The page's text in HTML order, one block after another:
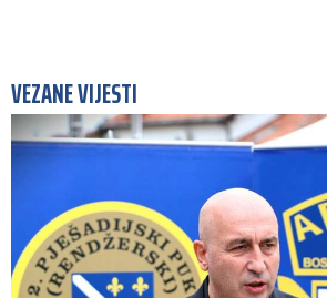
VEZANE VIJESTI